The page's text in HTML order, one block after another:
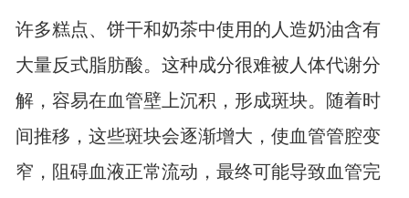
许多糕点、饼干和奶茶中使用的人造奶油含有
大量反式脂肪酸。这种成分很难被人体代谢分
解，容易在血管壁上沉积，形成斑块。随着时
间推移，这些斑块会逐渐增大，使血管管腔变
窄，阻碍血液正常流动，最终可能导致血管完